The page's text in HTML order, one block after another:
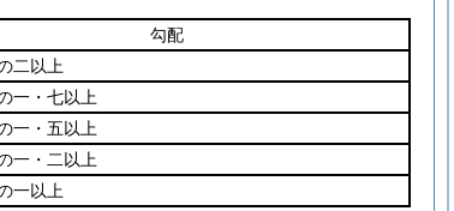
勾配
二以上
一・七以上
一・五以上
一・二以上
一以上